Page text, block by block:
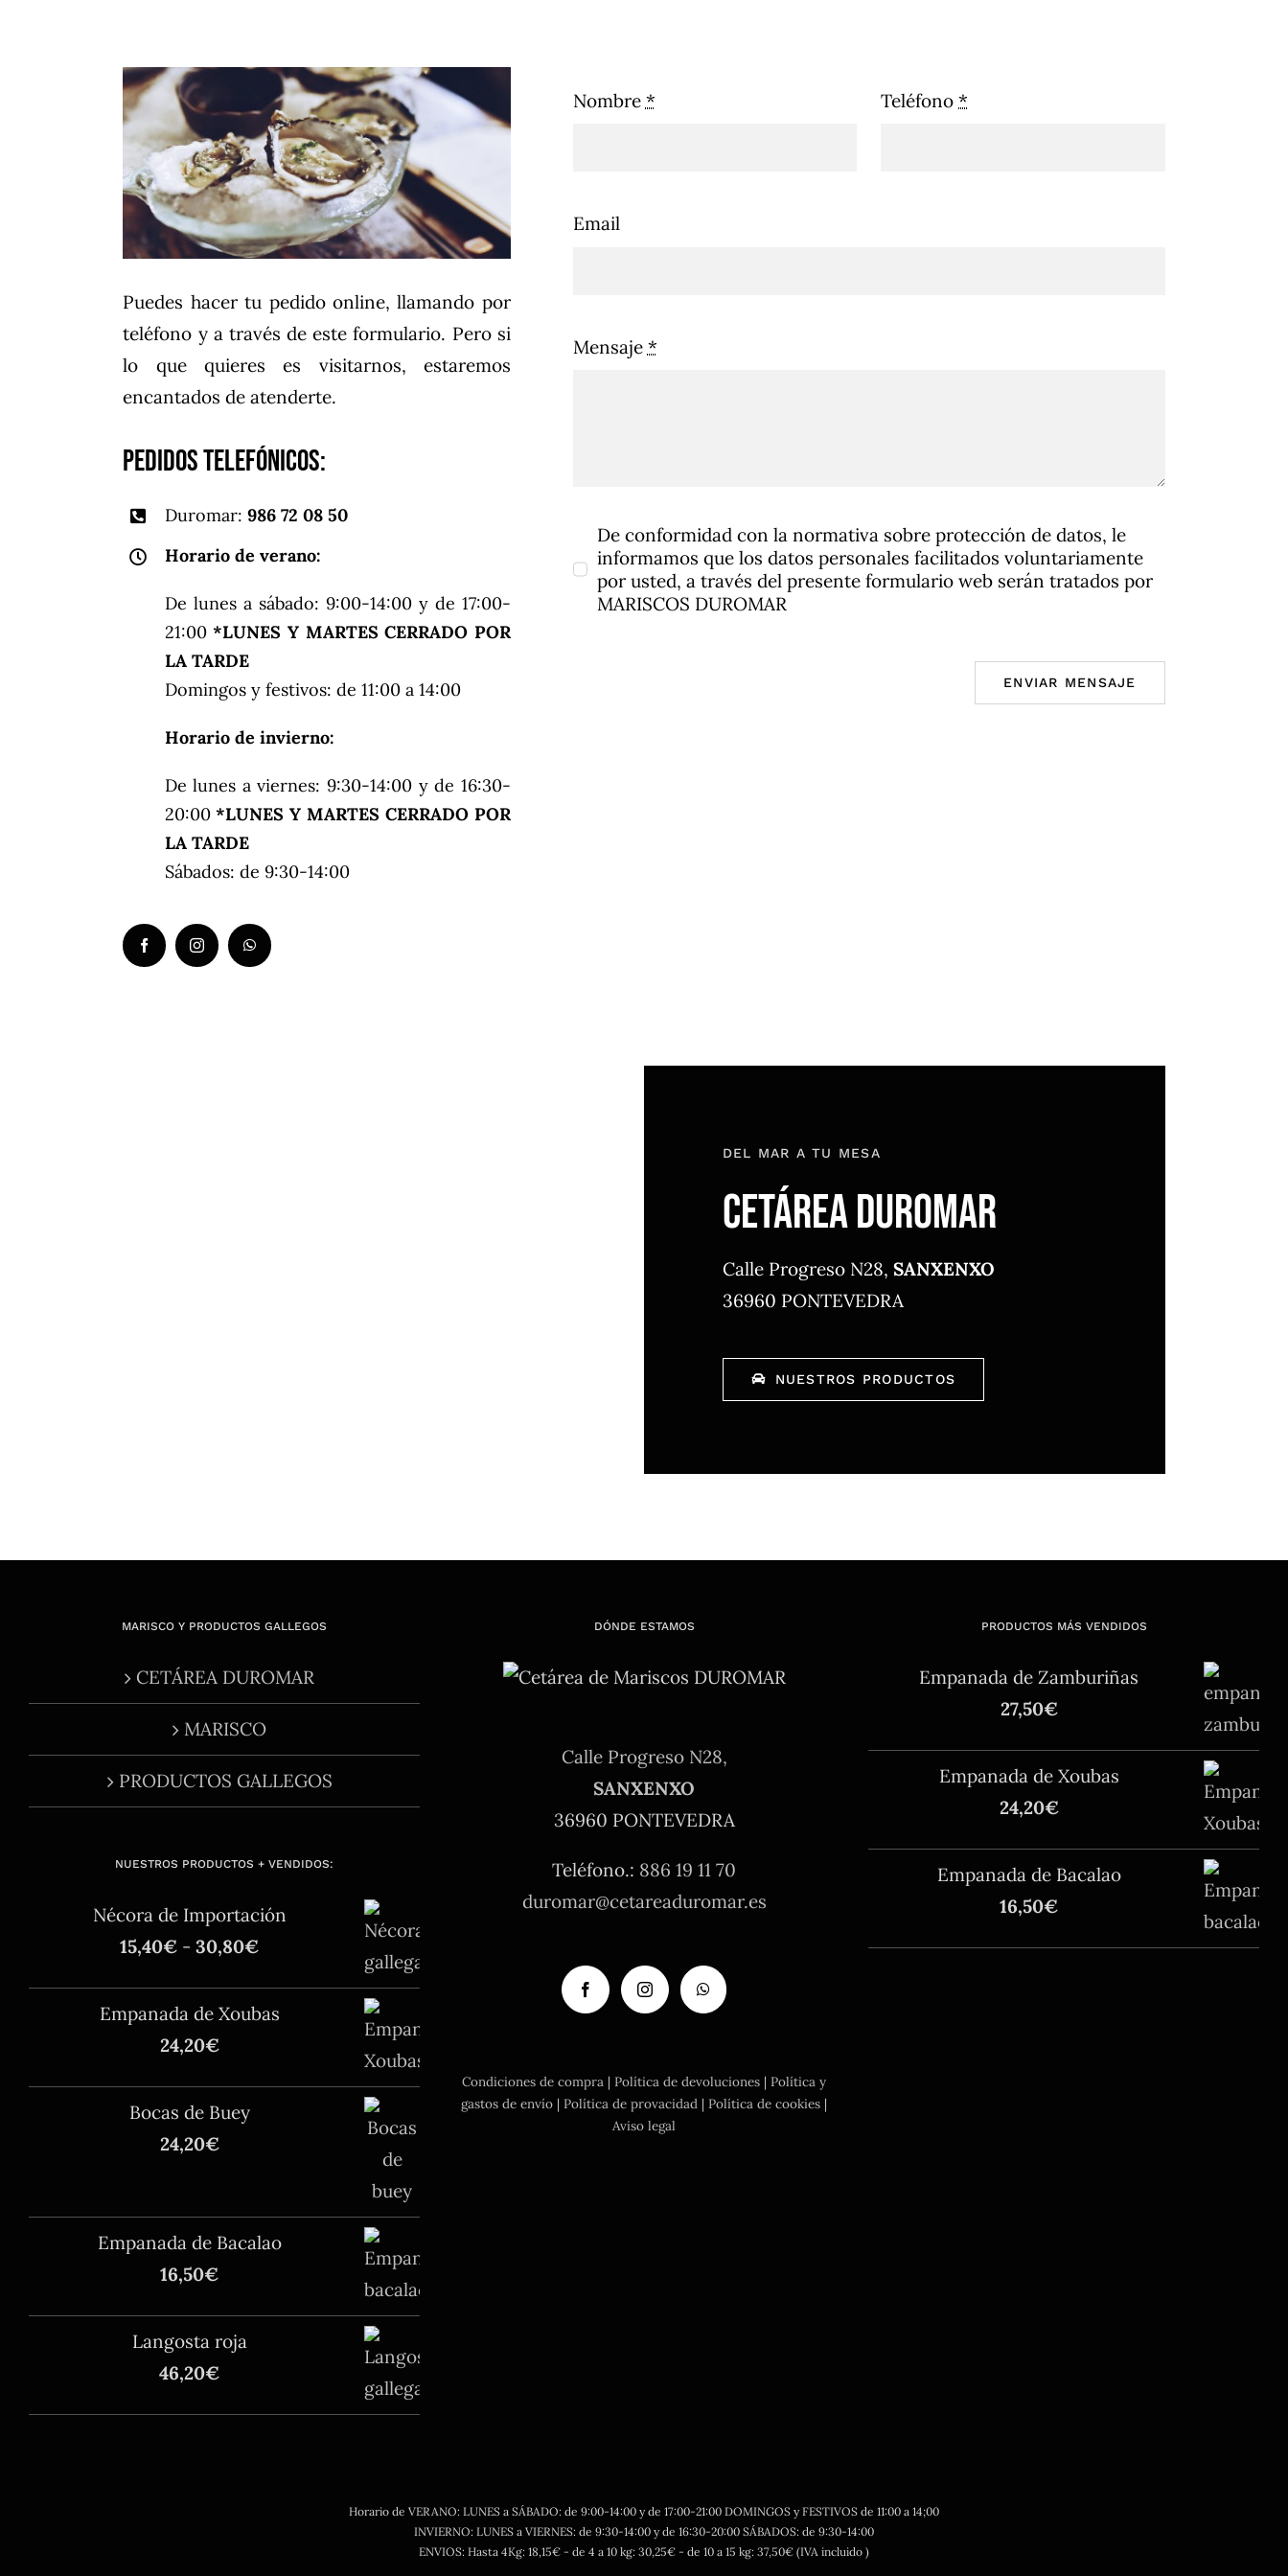
Puedes hacer tu pedido online, llamando por
teléfono y a través de este formulario. Pero si
lo que quieres es visitarnos, estaremos
encantados de atenderte.
Pedidos telefónicos:
Duromar: 986 72 08 50
Horario de verano:
De lunes a sábado: 9:00-14:00 y de 17:00-
21:00*LUNES Y MARTES CERRADO POR
LA TARDE
Domingos y festivos: de 11:00 a 14:00
Horario de invierno:
De lunes a viernes: 9:30-14:00 y de 16:30-
20:00*LUNES Y MARTES CERRADO POR
LA TARDE
Sábados: de 9:30-14:00
Nombre * Teléfono*
Email
Mensaje *
De conformidad con la normativa sobre protección de datos, le
informamos que los datos personales facilitados voluntariamente
por usted, a través del presente formulario web serán tratados por
MARISCOS DUROMAR
ENVIAR MENSAJE
DEL MAR A TU MESA
CETÁREA DUROMAR
Calle Progreso N28, SANXENXO
36960 PONTEVEDRA
NUESTROS PRODUCTOS
MARISCO Y PRODUCTOS GALLEGOS
CETÁREA DUROMAR
MARISCO
PRODUCTOS GALLEGOS
NUESTROS PRODUCTOS + VENDIDOS:
Nécora de Importación
15,40€ - 30,80€Rango
precios:
Empanada de Xoubas
24,20€
Bocas de Buey
24,20€
Empanada de Bacalao
16,50€
Langosta roja
46,20€
DÓNDE ESTAMOS
Calle Progreso N28,
SANXENXO
36960 PONTEVEDRA
Teléfono.: 886 19 11 70
duromar@cetareaduromar.es
Condiciones de compra | Política de devoluciones | Política y
gastos de envío | Política de provacidad | Política de cookies |
Aviso legal
PRODUCTOS MÁS VENDIDOS
Empanada de Zamburiñas
27,50€
Empanada de Xoubas
24,20€
Empanada de Bacalao
16,50€
Horario de VERANO: LUNES a SÁBADO: de 9:00-14:00 y de 17:00-21:00 DOMINGOS y FESTIVOS de 11:00 a 14;00
INVIERNO: LUNES a VIERNES: de 9:30-14:00 y de 16:30-20:00 SÁBADOS: de 9:30-14:00
ENVIOS: Hasta 4Kg: 18,15€ - de 4 a 10 kg: 30,25€ - de 10 a 15 kg: 37,50€ (IVA incluido )